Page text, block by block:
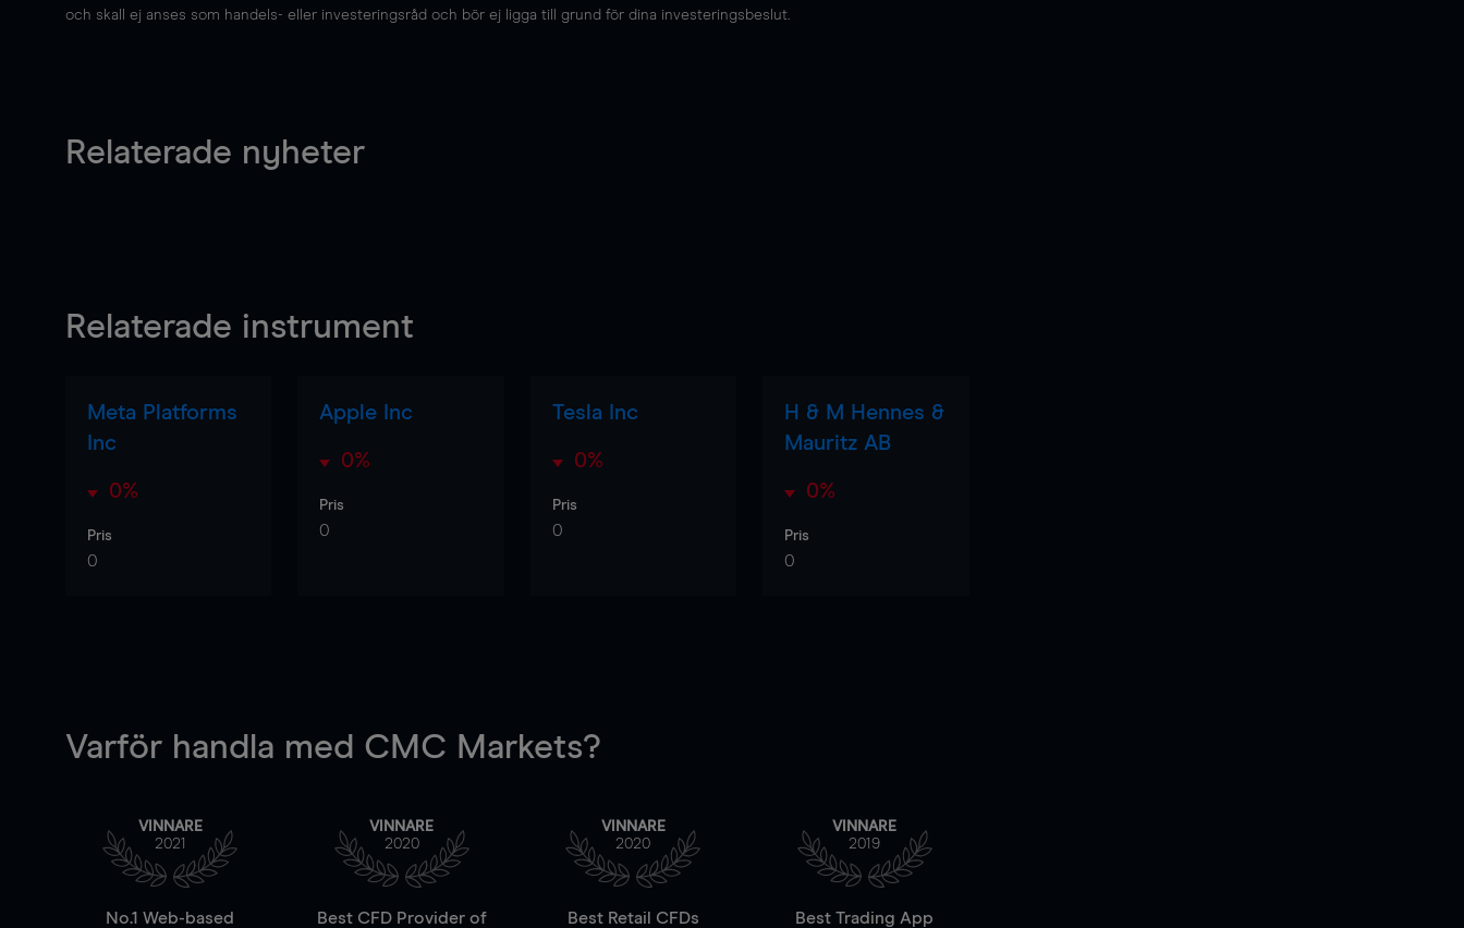
och skall ej anses som handels- eller investeringsråd och bör ej ligga till grund för dina investeringsbeslut.
Relaterade nyheter
Relaterade instrument
Meta Platforms
Inc
0%
Pris
0
Apple Inc
0%
Pris
0
Tesla Inc
0%
Pris
0
H & M Hennes &
Mauritz AB
0%
Pris
0
Varför handla med CMC Markets?
VINNARE
2021
No.1 Web-based
VINNARE
2020
Best CFD Provider of
VINNARE
2020
Best Retail CFDs
VINNARE
2019
Best Trading App